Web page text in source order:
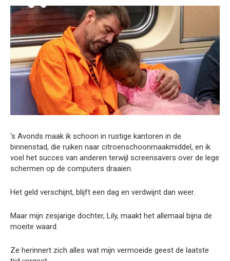
‘s Avonds maak ik schoon in rustige kantoren in de
binnenstad, die ruiken naar citroenschoonmaakmiddel, en ik
voel het succes van anderen terwijl screensavers over de lege
schermen op de computers draaien.
Het geld verschijnt, blijft een dag en verdwijnt dan weer.
Maar mijn zesjarige dochter, Lily, maakt het allemaal bijna de
moeite waard.
Ze herinnert zich alles wat mijn vermoeide geest de laatste